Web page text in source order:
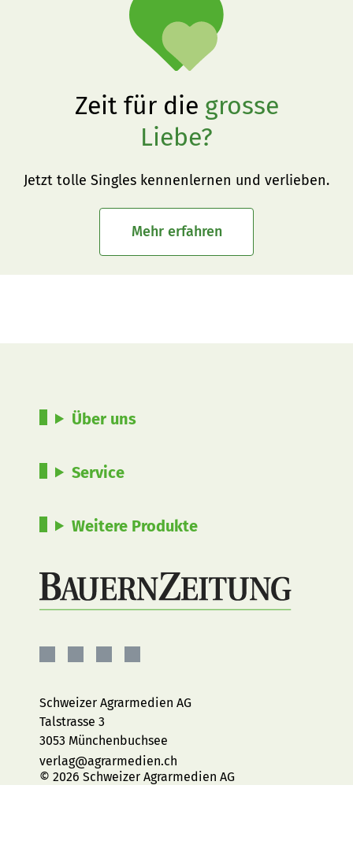
Zeit für die grosse
Liebe?
Jetzt tolle Singles kennenlernen und verlieben.
Mehr erfahren
Über uns
Service
Weitere Produkte
Facebook
Instagram
YouTubeLinkedIn
Schweizer Agrarmedien AG
Talstrasse 3
3053 Münchenbuchsee
verlag@agrarmedien.ch
© 2026 Schweizer Agrarmedien AG